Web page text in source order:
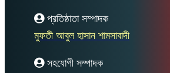
প্রতিষ্ঠাতা সম্পাদক
মুফতী আবুল হাসান শামসাবাদী
সহযোগী সম্পাদক